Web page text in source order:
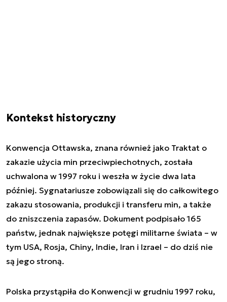
Kontekst historyczny
Konwencja Ottawska, znana również jako Traktat o
zakazie użycia min przeciwpiechotnych, została
uchwalona w 1997 roku i weszła w życie dwa lata
później. Sygnatariusze zobowiązali się do całkowitego
zakazu stosowania, produkcji i transferu min, a także
do zniszczenia zapasów. Dokument podpisało 165
państw, jednak największe potęgi militarne świata – w
tym USA, Rosja, Chiny, Indie, Iran i Izrael – do dziś nie
są jego stroną.
Polska przystąpiła do Konwencji w grudniu 1997 roku,